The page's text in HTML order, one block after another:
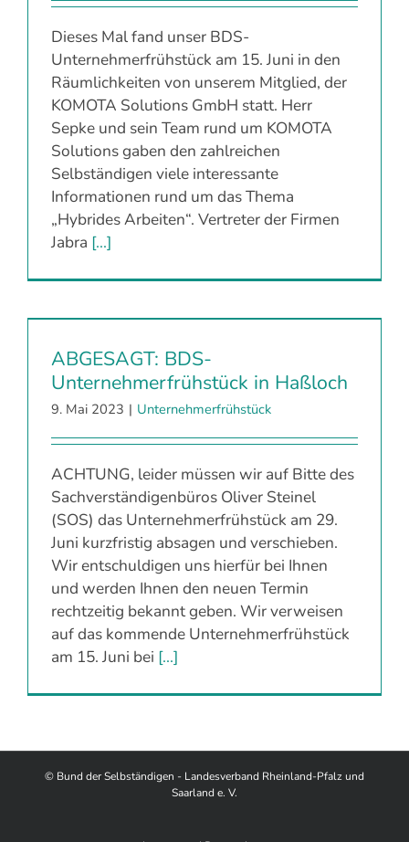
Dieses Mal fand unser BDS-
Unternehmerfrühstück am 15. Juni in den
Räumlichkeiten von unserem Mitglied, der
KOMOTA Solutions GmbH statt. Herr
Sepke und sein Team rund um KOMOTA
Solutions gaben den zahlreichen
Selbständigen viele interessante
Informationen rund um das Thema
„Hybrides Arbeiten“. Vertreter der Firmen
Jabra [...]
ABGESAGT: BDS-
Unternehmerfrühstück in Haßloch
9. Mai 2023 | Unternehmerfrühstück
ACHTUNG, leider müssen wir auf Bitte des
Sachverständigenbüros Oliver Steinel
(SOS) das Unternehmerfrühstück am 29.
Juni kurzfristig absagen und verschieben.
Wir entschuldigen uns hierfür bei Ihnen
und werden Ihnen den neuen Termin
rechtzeitig bekannt geben. Wir verweisen
auf das kommende Unternehmerfrühstück
am 15. Juni bei [...]
© Bund der Selbständigen - Landesverband Rheinland-Pfalz und
Saarland e. V.